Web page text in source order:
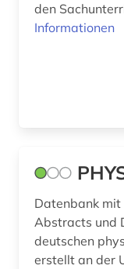
automobil (1)
den
Informationen
Datenbank
Abstracts und
deutschen
erstellt an der